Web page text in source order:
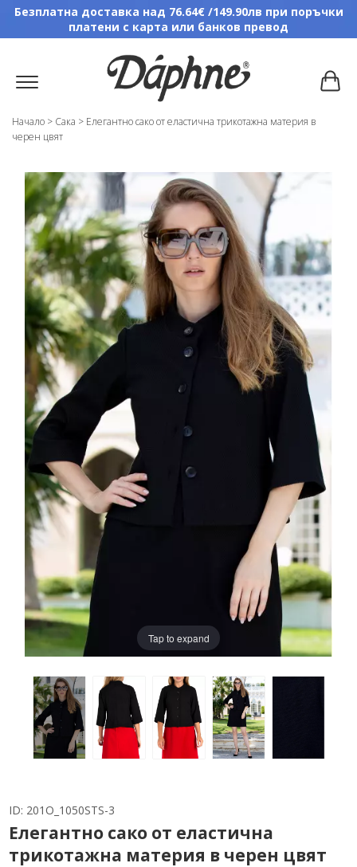
Безплатна доставка над 76.64€ /149.90лв при поръчки
платени с карта или банков превод
Начало > Сака > Елегантно сако от еластична трикотажна материя в
черен цвят
Tap to expand
ID: 201O_1050STS-3
Елегантно сако от еластична
трикотажна материя в черен цвят